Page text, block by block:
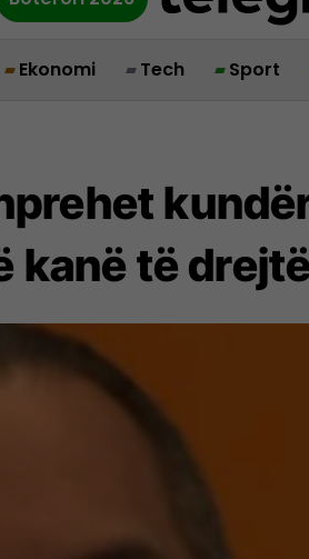
Ekonomi Tech Sport
kanë të